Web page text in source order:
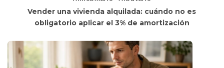
Vender una vivienda alquilada: cuándo no es
obligatorio aplicar el 3% de amortización